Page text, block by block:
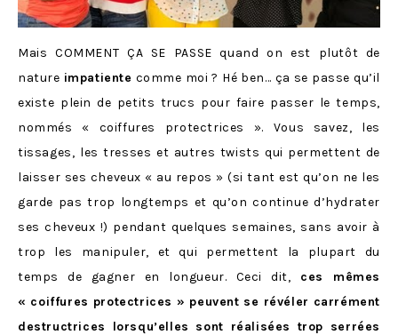
Mais COMMENT ÇA SE PASSE quand on est plutôt de
nature impatiente comme moi ? Hé ben… ça se passe qu’il
existe plein de petits trucs pour faire passer le temps,
nommés « coiffures protectrices ». Vous savez, les
tissages, les tresses et autres twists qui permettent de
laisser ses cheveux « au repos » (si tant est qu’on ne les
garde pas trop longtemps et qu’on continue d’hydrater
ses cheveux !) pendant quelques semaines, sans avoir à
trop les manipuler, et qui permettent la plupart du
temps de gagner en longueur. Ceci dit, ces mêmes
« coiffures protectrices » peuvent se révéler carrément
destructrices lorsqu’elles sont réalisées trop serrées